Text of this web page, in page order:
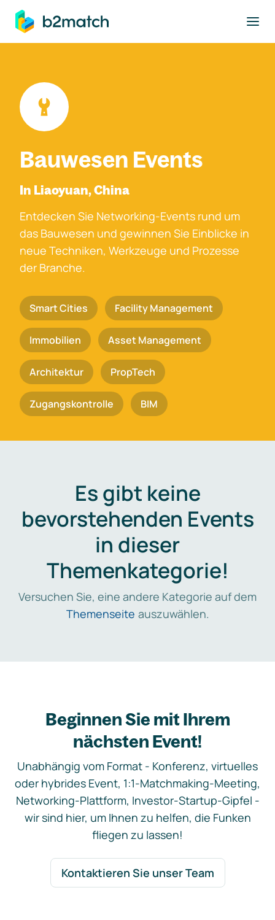
springen
Bauwesen Events
In Liaoyuan, China
Entdecken Sie Networking-Events rund um
das Bauwesen und gewinnen Sie Einblicke in
neue Techniken, Werkzeuge und Prozesse
der Branche.
Smart Cities Facility Management
Immobilien Asset Management
Architektur PropTech
Zugangskontrolle BIM
Es gibt keine
bevorstehenden Events
in dieser
Themenkategorie!
Versuchen Sie, eine andere Kategorie auf dem
Themenseite auszuwählen.
Beginnen Sie mit Ihrem
nächsten Event!
Unabhängig vom Format - Konferenz, virtuelles
oder hybrides Event, 1:1-Matchmaking-Meeting,
Networking-Plattform, Investor-Startup-Gipfel -
wir sind hier, um Ihnen zu helfen, die Funken
fliegen zu lassen!
Kontaktieren Sie unser Team